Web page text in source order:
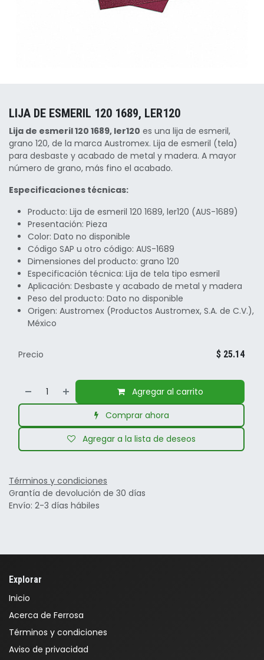
LIJA DE ESMERIL 120 1689, LER120
Lija de esmeril 120 1689, ler120 es una lija de esmeril,
grano 120, de la marca Austromex. Lija de esmeril (tela)
para desbaste y acabado de metal y madera. A mayor
número de grano, más fino el acabado.
Especificaciones técnicas:
Producto: Lija de esmeril 120 1689, ler120 (AUS-1689)
Presentación: Pieza
Color: Dato no disponible
Código SAP u otro código: AUS-1689
Dimensiones del producto: grano 120
Especificación técnica: Lija de tela tipo esmeril
Aplicación: Desbaste y acabado de metal y madera
Peso del producto: Dato no disponible
Origen: Austromex (Productos Austromex, S.A. de C.V.),
México
Agregar al carrito
Comprar ahora
Agregar a la lista de deseos
Precio $ 25.14
Términos y condiciones
Grantía de devolución de 30 días
Envío: 2-3 días hábiles
Explorar
Inicio
Acerca de Ferrosa
Términos y condiciones
Aviso de privacidad